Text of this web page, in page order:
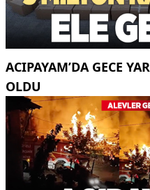
ACIPAYAM’DA GECE
OLDU